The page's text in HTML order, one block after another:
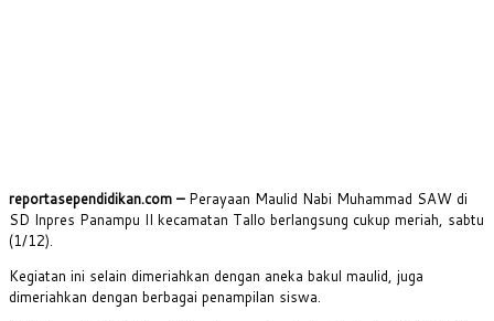
reportasependidikan.com – Perayaan Maulid Nabi Muhammad SAW di
SD Inpres Panampu II kecamatan Tallo berlangsung cukup meriah, sabtu
(1/12).
Kegiatan ini selain dimeriahkan dengan aneka bakul maulid, juga
dimeriahkan dengan berbagai penampilan siswa.